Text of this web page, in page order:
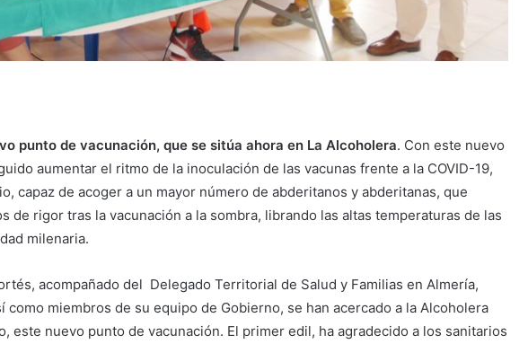
punto de vacunación, que se sitúa ahora en La Alcoholera. Con este nuevo
aumentar el ritmo de la inoculación de las vacunas frente a la COVID-19,
capaz de acoger a un mayor número de abderitanos y abderitanas, que
de rigor tras la vacunación a la sombra, librando las altas temperaturas de las
milenaria.
acompañado del Delegado Territorial de Salud y Familias en Almería,
como miembros de su equipo de Gobierno, se han acercado a la Alcoholera
este nuevo punto de vacunación. El primer edil, ha agradecido a los sanitarios